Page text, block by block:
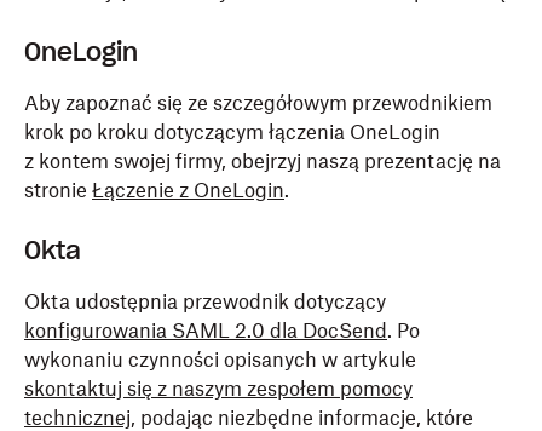
OneLogin
Aby zapoznać się ze szczegółowym przewodnikiem
krok po kroku dotyczącym łączenia OneLogin
z kontem swojej firmy, obejrzyj naszą prezentację na
stronie Łączenie z OneLogin.
Okta
Okta udostępnia przewodnik dotyczący
konfigurowania SAML 2.0 dla DocSend . Po
wykonaniu czynności opisanych w artykule
skontaktuj się z naszym zespołem pomocy
technicznej, podając niezbędne informacje, które